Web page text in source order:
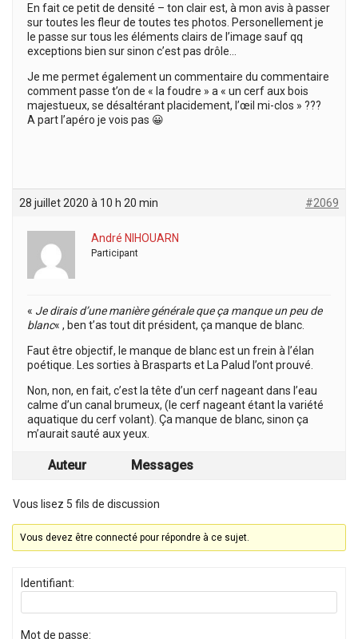
En fait ce petit de densité – ton clair est, à mon avis à passer
sur toutes les fleur de toutes tes photos. Personellement je
le passe sur tous les éléments clairs de l’image sauf qq
exceptions bien sur sinon c’est pas drôle…
Je me permet également un commentaire du commentaire
comment passe t’on de « la foudre » a « un cerf aux bois
majestueux, se désaltérant placidement, l’œil mi-clos » ???
A part l’apéro je vois pas 😀
28 juillet 2020 à 10 h 20 min #2069
André NIHOUARN
Participant
« Je dirais d’une manière générale que ça manque un peu de
blanc« , ben t’as tout dit président, ça manque de blanc.
Faut être objectif, le manque de blanc est un frein à l’élan
poétique. Les sorties à Brasparts et La Palud l’ont prouvé.
Non, non, en fait, c’est la tête d’un cerf nageant dans l’eau
calme d’un canal brumeux, (le cerf nageant étant la variété
aquatique du cerf volant). Ça manque de blanc, sinon ça
m’aurait sauté aux yeux.
Auteur Messages
Vous lisez 5 fils de discussion
Vous devez être connecté pour répondre à ce sujet.
Identifiant:
Mot de passe: